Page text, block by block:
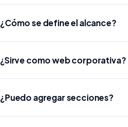
¿Cómo se define el alcance?
¿Sirve como web corporativa?
¿Puedo agregar secciones?